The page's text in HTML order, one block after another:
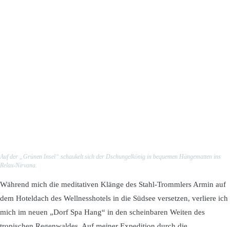
Auf der „Grünen Insel“ schaukelt sich der Dschungelkönig in bequemen Hängematten ins
Relax-Nirvana.
Während mich die meditativen Klänge des Stahl-Trommlers Armin auf
dem Hoteldach des Wellnesshotels in die Südsee versetzen, verliere ich
mich im neuen „Dorf Spa Hang“ in den scheinbaren Weiten des